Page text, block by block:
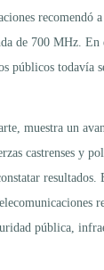
recomendó
de 700 MHz. En
públicos todavía
muestra un
castrenses y
resultados.
pública,